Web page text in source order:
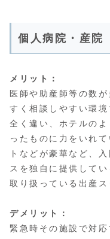
個人病院・産院
メリット：
医師や助産師等の数
すく相談しやすい環
全く違い、ホテルの
ったものに力をいれ
トなどが豪華など、
スを独自に提供して
取り扱っている出産ス
デメリット：
緊急時その施設で対